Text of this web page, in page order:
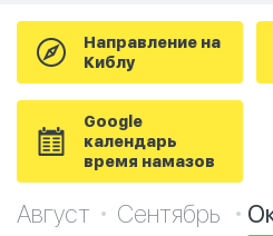
Направление на
Киблу
Google
календарь
время намазов
Август Сентябрь